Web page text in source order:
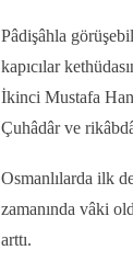
Pâdişâhla
kapıcılar
İkinci Mustafa
Çuhâdâr ve
Osmanlılarda ilk
zamanında vâki
arttı.